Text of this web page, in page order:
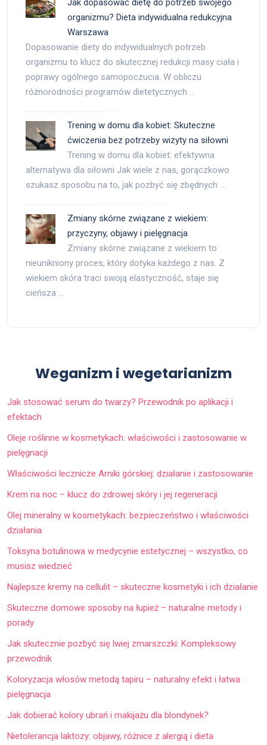
Jak dopasować dietę do potrzeb swojego
organizmu? Dieta indywidualna redukcyjna
Warszawa
Dopasowanie diety do indywidualnych potrzeb
organizmu to klucz do skutecznej redukcji masy ciała i
poprawy ogólnego samopoczucia. W obliczu
różnorodności programów dietetycznych …
Trening w domu dla kobiet: Skuteczne
ćwiczenia bez potrzeby wizyty na siłowni
Trening w domu dla kobiet: efektywna
alternatywa dla siłowni Jak wiele z nas, gorączkowo
szukasz sposobu na to, jak pozbyć się zbędnych …
Zmiany skórne związane z wiekiem:
przyczyny, objawy i pielęgnacja
Zmiany skórne związane z wiekiem to
nieunikniony proces, który dotyka każdego z nas. Z
wiekiem skóra traci swoją elastyczność, staje się
cieńsza …
Weganizm i wegetarianizm
Jak stosować serum do twarzy? Przewodnik po aplikacji i
efektach
Oleje roślinne w kosmetykach: właściwości i zastosowanie w
pielęgnacji
Właściwości lecznicze Arniki górskiej: działanie i zastosowanie
Krem na noc – klucz do zdrowej skóry i jej regeneracji
Olej mineralny w kosmetykach: bezpieczeństwo i właściwości
działania
Toksyna botulinowa w medycynie estetycznej – wszystko, co
musisz wiedzieć
Najlepsze kremy na cellulit – skuteczne kosmetyki i ich działanie
Skuteczne domowe sposoby na łupież – naturalne metody i
porady
Jak skutecznie pozbyć się lwiej zmarszczki: Kompleksowy
przewodnik
Koloryzacja włosów metodą tapiru – naturalny efekt i łatwa
pielęgnacja
Jak dobierać kolory ubrań i makijażu dla blondynek?
Nietolerancja laktozy: objawy, różnice z alergią i dieta